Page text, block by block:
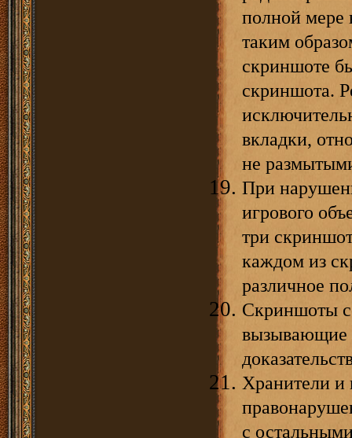
полной мере
таким
скриншоте
скриншота.
вкладки,
не
При
игрового
три
каждом из
различное
Скриншоты
вызывающие
Хранители и
с